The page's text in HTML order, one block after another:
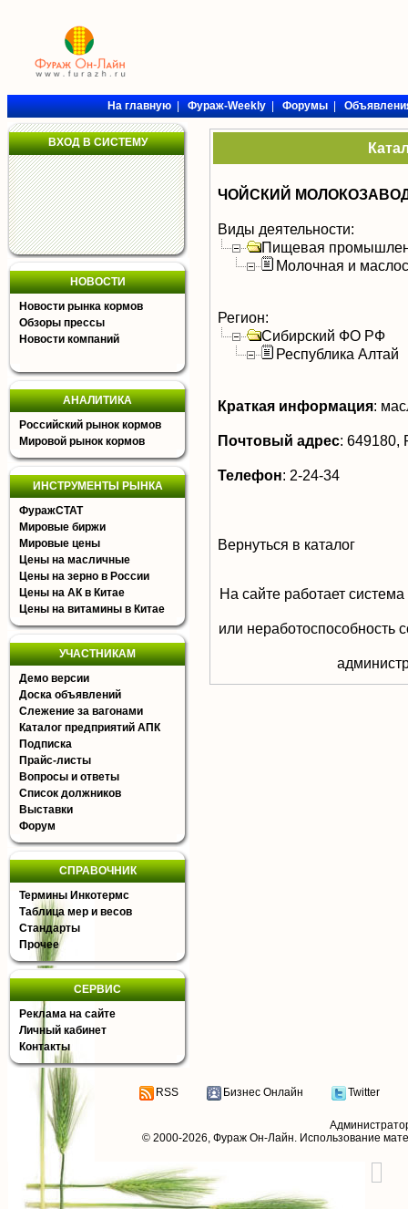
На главную|Фураж-Weekly|Форумы|
ВХОД В СИСТЕМУ
НОВОСТИ
Новости рынка кормов
Обзоры прессы
Новости компаний
АНАЛИТИКА
Российский рынок кормов
Мировой рынок кормов
ИНСТРУМЕНТЫ РЫНКА
ФуражСТАТ
Мировые биржи
Мировые цены
Цены на масличные
Цены на зерно в России
Цены на АК в Китае
Цены на витамины в Китае
УЧАСТНИКАМ
Демо версии
Доска объявлений
Слежение за вагонами
Каталог предприятий АПК
Подписка
Прайс-листы
Вопросы и ответы
Список должников
Выставки
Форум
СПРАВОЧНИК
Термины Инкотермс
Таблица мер и весов
Стандарты
Прочее
СЕРВИС
Реклама на сайте
Личный кабинет
Контакты
ЧОЙСКИЙ
Виды деятельности:
Пищевая
Молочная и
Регион:
Сибирский ФО РФ
Республика Алтай
Краткая информация:
Почтовый адрес: 649180,
Телефон: 2-24-34
Вернуться в каталог
На сайте работает
или неработоспособность
RSS Бизнес Онлайн Twitter
© 2000-2026, Фураж Он-Лайн. Использование